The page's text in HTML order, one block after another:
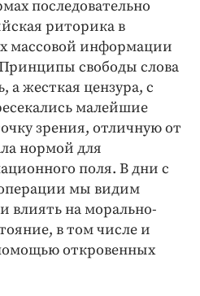
последовательно
риторика в
массовой информации
свободы слова
жесткая цензура, с
малейшие
зрения, отличную от
нормой для
поля. В дни с
мы видим
влиять на морально-
в том числе и
откровенных